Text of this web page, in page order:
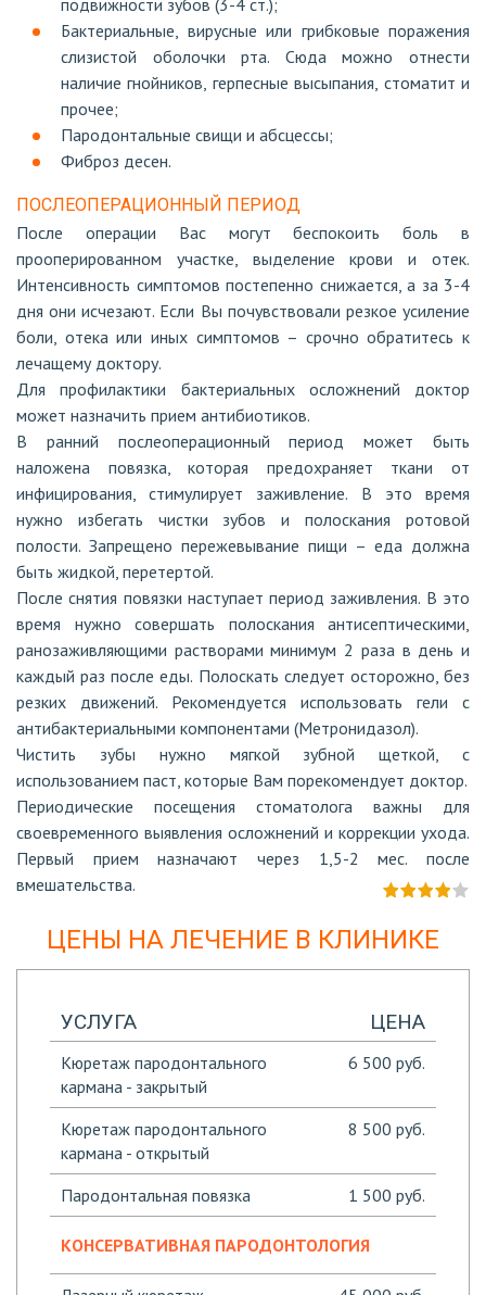
подвижности зубов (3-4 ст.);
Бактериальные, вирусные или грибковые поражения
слизистой оболочки рта. Сюда можно отнести
наличие гнойников, герпесные высыпания, стоматит и
прочее;
Пародонтальные свищи и абсцессы;
Фиброз десен.
ПОСЛЕОПЕРАЦИОННЫЙ ПЕРИОД
После операции Вас могут беспокоить боль в
прооперированном участке, выделение крови и отек.
Интенсивность симптомов постепенно снижается, а за 3-4
дня они исчезают. Если Вы почувствовали резкое усиление
боли, отека или иных симптомов – срочно обратитесь к
лечащему доктору.
Для профилактики бактериальных осложнений доктор
может назначить прием антибиотиков.
В ранний послеоперационный период может быть
наложена повязка, которая предохраняет ткани от
инфицирования, стимулирует заживление. В это время
нужно избегать чистки зубов и полоскания ротовой
полости. Запрещено пережевывание пищи – еда должна
быть жидкой, перетертой.
После снятия повязки наступает период заживления. В это
время нужно совершать полоскания антисептическими,
ранозаживляющими растворами минимум 2 раза в день и
каждый раз после еды. Полоскать следует осторожно, без
резких движений. Рекомендуется использовать гели с
антибактериальными компонентами (Метронидазол).
Чистить зубы нужно мягкой зубной щеткой, с
использованием паст, которые Вам порекомендует доктор.
Периодические посещения стоматолога важны для
своевременного выявления осложнений и коррекции ухода.
Первый прием назначают через 1,5-2 мес. после
вмешательства.
ЦЕНЫ НА ЛЕЧЕНИЕ В КЛИНИКЕ
УСЛУГА ЦЕНА
Кюретаж пародонтального
кармана - закрытый
6 500 руб.
Кюретаж пародонтального
кармана - открытый
8 500 руб.
Пародонтальная повязка 1 500 руб.
КОНСЕРВАТИВНАЯ ПАРОДОНТОЛОГИЯ